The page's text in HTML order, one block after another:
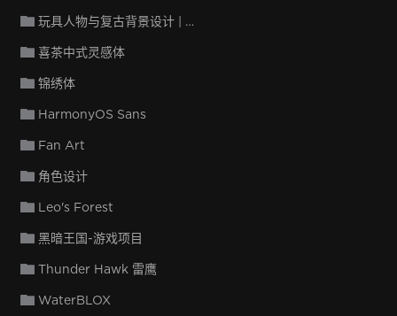
玩具人物与复古背景设计 | Match Stars
喜茶中式灵感体
锦绣体
HarmonyOS Sans
Fan Art
角色设计
Leo's Forest
黑暗王国-游戏项目
Thunder Hawk 雷鹰
WaterBLOX